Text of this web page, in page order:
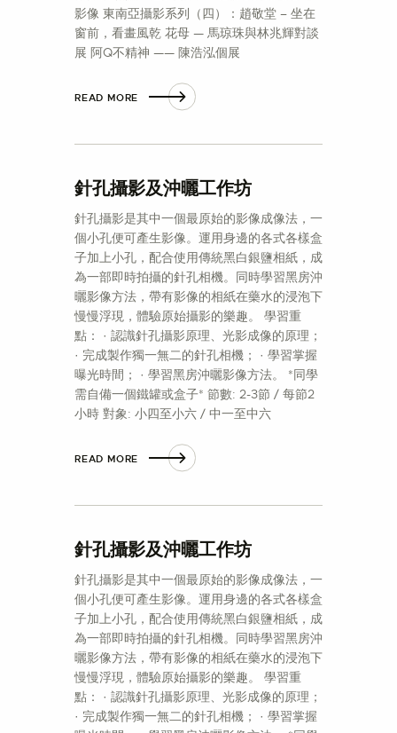
影像 東南亞攝影系列（四）：趙敬堂 – 坐在
窗前，看畫風乾 花母 — 馬琼珠與林兆輝對談
展 阿Q不精神 —— 陳浩泓個展
READ MORE
針孔攝影及沖曬工作坊
針孔攝影是其中一個最原始的影像成像法，一
個小孔便可產生影像。運用身邊的各式各樣盒
子加上小孔，配合使用傳統黑白銀鹽相紙，成
為一部即時拍攝的針孔相機。同時學習黑房沖
曬影像方法，帶有影像的相紙在藥水的浸泡下
慢慢浮現，體驗原始攝影的樂趣。 學習重
點： · 認識針孔攝影原理、光影成像的原理；
· 完成製作獨一無二的針孔相機； · 學習掌握
曝光時間； · 學習黑房沖曬影像方法。 *同學
需自備一個鐵罐或盒子* 節數: 2-3節 / 每節2
小時 對象: 小四至小六 / 中一至中六
READ MORE
針孔攝影及沖曬工作坊
針孔攝影是其中一個最原始的影像成像法，一
個小孔便可產生影像。運用身邊的各式各樣盒
子加上小孔，配合使用傳統黑白銀鹽相紙，成
為一部即時拍攝的針孔相機。同時學習黑房沖
曬影像方法，帶有影像的相紙在藥水的浸泡下
慢慢浮現，體驗原始攝影的樂趣。 學習重
點： · 認識針孔攝影原理、光影成像的原理；
· 完成製作獨一無二的針孔相機； · 學習掌握